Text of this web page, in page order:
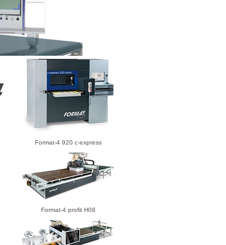
Format-4 920 c-express
Format-4 profit H08